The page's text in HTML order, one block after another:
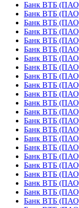
Банк ВТБ
Банк ВТБ
Банк ВТБ
Банк ВТБ
Банк ВТБ
Банк ВТБ
Банк ВТБ
Банк ВТБ
Банк ВТБ
Банк ВТБ
Банк ВТБ
Банк ВТБ
Банк ВТБ
Банк ВТБ
Банк ВТБ
Банк ВТБ
Банк ВТБ
Банк ВТБ
Банк ВТБ
Банк ВТБ
Банк ВТБ
Банк ВТБ
Банк ВТБ